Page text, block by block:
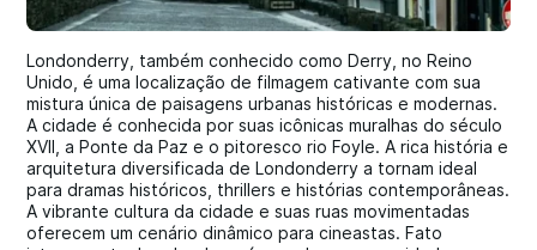
Londonderry, também conhecido como Derry, no Reino
Unido, é uma localização de filmagem cativante com sua
mistura única de paisagens urbanas históricas e modernas.
A cidade é conhecida por suas icônicas muralhas do século
XVII, a Ponte da Paz e o pitoresco rio Foyle. A rica história e
arquitetura diversificada de Londonderry a tornam ideal
para dramas históricos, thrillers e histórias contemporâneas.
A vibrante cultura da cidade e suas ruas movimentadas
oferecem um cenário dinâmico para cineastas. Fato